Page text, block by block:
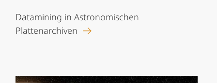
Datamining in Astronomischen
Plattenarchiven